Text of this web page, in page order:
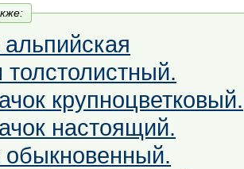
толстолистный.
крупноцветковый.
настоящий.
обыкновенный.